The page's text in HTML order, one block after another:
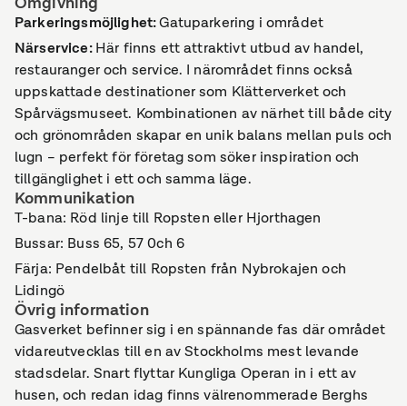
Parkeringsmöjlighet:Gatuparkering i området
Närservice:Här finns ett attraktivt utbud av handel,
restauranger och service. I närområdet finns också
uppskattade destinationer som Klätterverket och
Spårvägsmuseet. Kombinationen av närhet till både city
och grönområden skapar en unik balans mellan puls och
lugn – perfekt för företag som söker inspiration och
tillgänglighet i ett och samma läge.
Kommunikation
T-bana: Röd linje till Ropsten eller Hjorthagen
Bussar: Buss 65, 57 0ch 6
Färja: Pendelbåt till Ropsten från Nybrokajen och
Lidingö
Övrig information
Gasverket befinner sig i en spännande fas där området
vidareutvecklas till en av Stockholms mest levande
stadsdelar. Snart flyttar Kungliga Operan in i ett av
husen, och redan idag finns välrenommerade Berghs